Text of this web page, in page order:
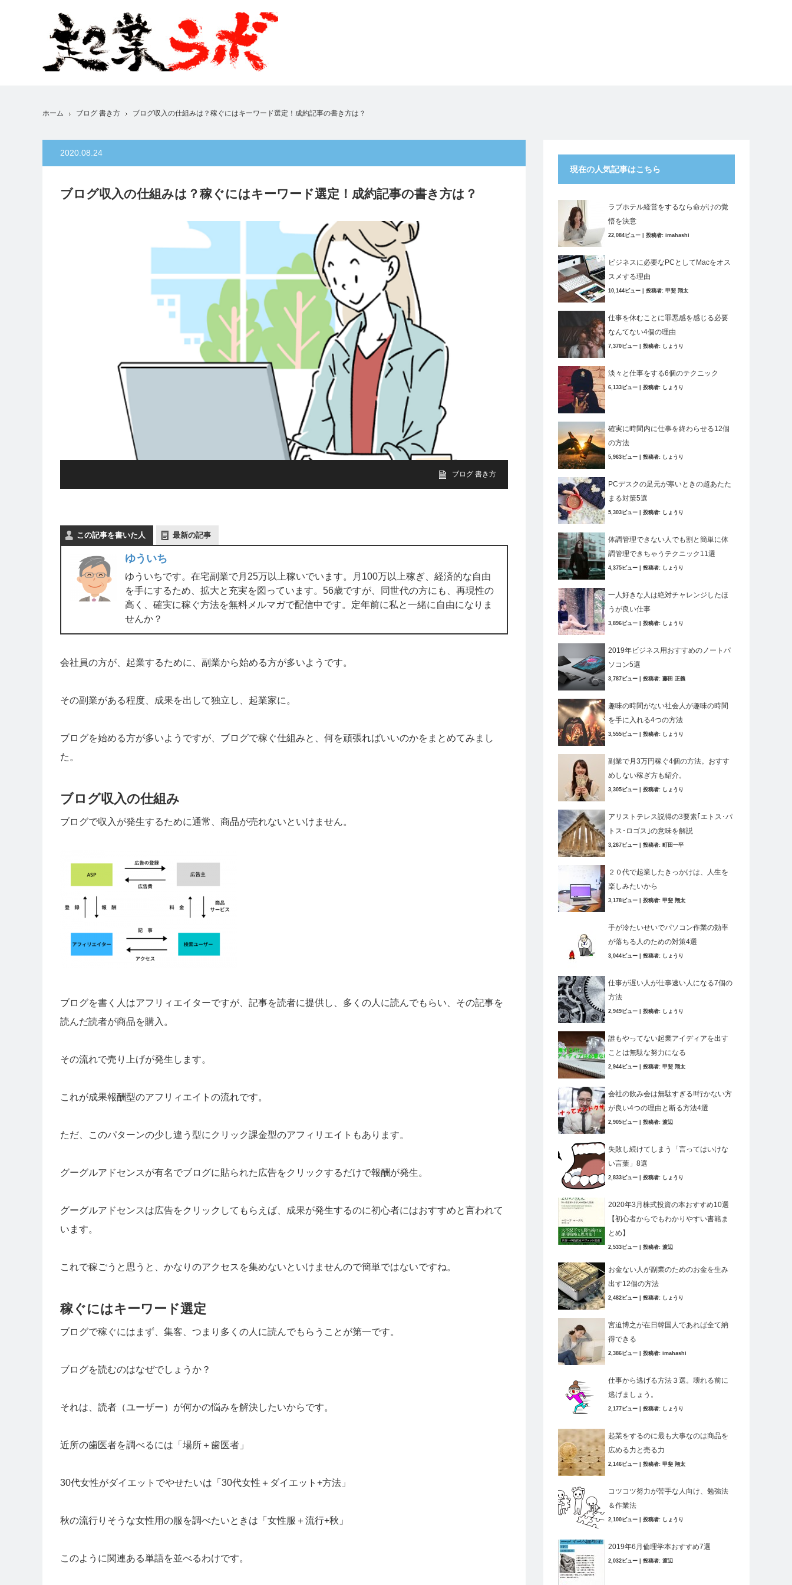
ホーム ブログ 書き方 ブログ収入の仕組みは？稼ぐにはキーワード選定！成約記事の書き方は？
2020.08.24
ブログ収入の仕組みは？稼ぐにはキーワード選定！成約記事の書き方は？
ブログ 書き方
この記事を書いた人 最新の記事
ゆういち
ゆういちです。在宅副業で月25万以上稼いでいます。月100万以上稼ぎ、経済的な自由
を手にするため、拡大と充実を図っています。56歳ですが、同世代の方にも、再現性の
高く、確実に稼ぐ方法を無料メルマガで配信中です。定年前に私と一緒に自由になりま
せんか？
会社員の方が、起業するために、副業から始める方が多いようです。
その副業がある程度、成果を出して独立し、起業家に。
ブログを始める方が多いようですが、ブログで稼ぐ仕組みと、何を頑張ればいいのかをまとめてみまし
た。
ブログ収入の仕組み
ブログで収入が発生するために通常、商品が売れないといけません。
ブログを書く人はアフリィエイターですが、記事を読者に提供し、多くの人に読んでもらい、その記事を
読んだ読者が商品を購入。
その流れで売り上げが発生します。
これが成果報酬型のアフリィエイトの流れです。
ただ、このパターンの少し違う型にクリック課金型のアフィリエイトもあります。
グーグルアドセンスが有名でブログに貼られた広告をクリックするだけで報酬が発生。
グーグルアドセンスは広告をクリックしてもらえば、成果が発生するのに初心者にはおすすめと言われて
います。
これで稼ごうと思うと、かなりのアクセスを集めないといけませんので簡単ではないですね。
稼ぐにはキーワード選定
ブログで稼ぐにはまず、集客、つまり多くの人に読んでもらうことが第一です。
ブログを読むのはなぜでしょうか？
それは、読者（ユーザー）が何かの悩みを解決したいからです。
近所の歯医者を調べるには「場所＋歯医者」
30代女性がダイエットでやせたいは「30代女性＋ダイエット+方法」
秋の流行りそうな女性用の服を調べたいときは「女性服＋流行+秋」
このように関連ある単語を並べるわけです。
現在の人気記事はこちら
ラブホテル経営をするなら命がけの覚
悟を決意
22,084ビュー 投稿者: imahashi
ビジネスに必要なPCとしてMacをオス
スメする理由
10,144ビュー 投稿者: 甲斐 翔太
仕事を休むことに罪悪感を感じる必要
なんてない4個の理由
7,370ビュー 投稿者: しょうり
淡々と仕事をする6個のテクニック
6,133ビュー 投稿者: しょうり
確実に時間内に仕事を終わらせる12個
の方法
5,963ビュー 投稿者: しょうり
PCデスクの足元が寒いときの超あたた
まる対策5選
5,303ビュー 投稿者: しょうり
体調管理できない人でも割と簡単に体
調管理できちゃうテクニック11選
4,375ビュー 投稿者: しょうり
一人好きな人は絶対チャレンジしたほ
うが良い仕事
3,896ビュー 投稿者: しょうり
2019年ビジネス用おすすめのノートパ
ソコン5選
3,787ビュー 投稿者: 藤田 正義
趣味の時間がない社会人が趣味の時間
を手に入れる4つの方法
3,555ビュー 投稿者: しょうり
副業で月3万円稼ぐ4個の方法。おすす
めしない稼ぎ方も紹介。
3,305ビュー 投稿者: しょうり
アリストテレス説得の3要素｢エトス･パ
トス･ロゴス｣の意味を解説
3,267ビュー 投稿者: 町田一平
２０代で起業したきっかけは、人生を
楽しみたいから
3,178ビュー 投稿者: 甲斐 翔太
手が冷たいせいでパソコン作業の効率
が落ちる人のための対策4選
3,044ビュー 投稿者: しょうり
仕事が遅い人が仕事速い人になる7個の
方法
2,949ビュー 投稿者: しょうり
誰もやってない起業アイディアを出す
ことは無駄な努力になる
2,944ビュー 投稿者: 甲斐 翔太
会社の飲み会は無駄すぎる!!行かない方
が良い4つの理由と断る方法4選
2,905ビュー 投稿者: 渡辺
失敗し続けてしまう「言ってはいけな
い言葉」8選
2,833ビュー 投稿者: しょうり
2020年3月株式投資の本おすすめ10選
【初心者からでもわかりやすい書籍ま
とめ】
2,533ビュー 投稿者: 渡辺
お金ない人が副業のためのお金を生み
出す12個の方法
2,482ビュー 投稿者: しょうり
宮迫博之が在日韓国人であれば全て納
得できる
2,386ビュー 投稿者: imahashi
仕事から逃げる方法３選。壊れる前に
逃げましょう。
2,177ビュー 投稿者: しょうり
起業をするのに最も大事なのは商品を
広める力と売る力
2,146ビュー 投稿者: 甲斐 翔太
コツコツ努力が苦手な人向け、勉強法
＆作業法
2,100ビュー 投稿者: しょうり
2019年6月倫理学本おすすめ7選
2,032ビュー 投稿者: 渡辺